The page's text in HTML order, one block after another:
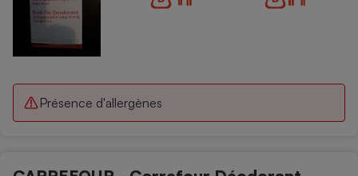
Présence d'allergènes